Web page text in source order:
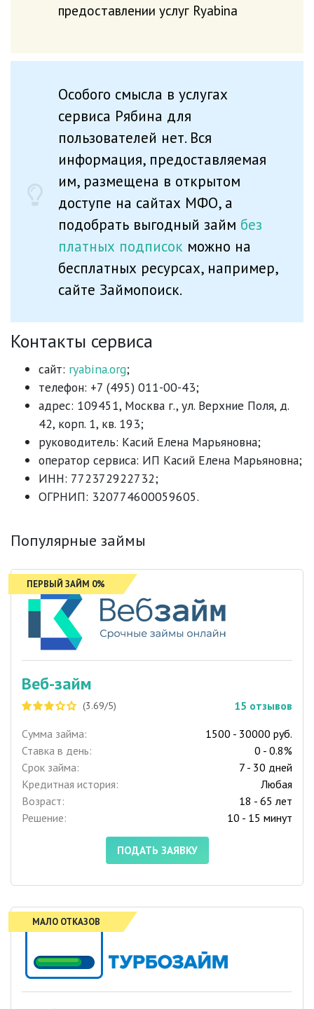
предоставлении услуг Ryabina
Особого смысла в услугах
сервиса Рябина для
пользователей нет. Вся
информация, предоставляемая
им, размещена в открытом
доступе на сайтах МФО, а
подобрать выгодный займ без
платных подписок можно на
бесплатных ресурсах, например,
сайте Займопоиск.
Контакты сервиса
сайт: ryabina.org;
телефон: +7 (495) 011-00-43;
адрес: 109451, Москва г., ул. Верхние Поля, д.
42, корп. 1, кв. 193;
руководитель: Касий Елена Марьяновна;
оператор сервиса: ИП Касий Елена Марьяновна;
ИНН: 772372922732;
ОГРНИП: 320774600059605.
Популярные займы
ПЕРВЫЙ ЗАЙМ 0%
Веб-займ
(3.69/5) 15 отзывов
Сумма займа:
1500 - 30000 руб.
Ставка в день:
0 - 0.8%
Срок займа:
7 - 30 дней
Кредитная история:
Любая
Возраст:
18 - 65 лет
Решение:
10 - 15 минут
ПОДАТЬ ЗАЯВКУ
МАЛО ОТКАЗОВ